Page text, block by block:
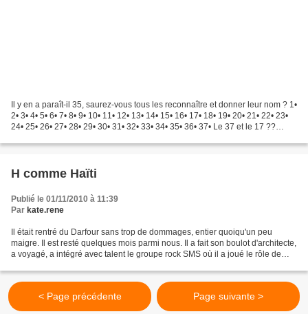
Il y en a paraît-il 35, saurez-vous tous les reconnaître et donner leur nom ? 1•
2• 3• 4• 5• 6• 7• 8• 9• 10• 11• 12• 13• 14• 15• 16• 17• 18• 19• 20• 21• 22• 23•
24• 25• 26• 27• 28• 29• 30• 31• 32• 33• 34• 35• 36• 37• Le 37 et le 17 ??
H comme Haïti
Publié le 01/11/2010 à 11:39
Par kate.rene
Il était rentré du Darfour sans trop de dommages, entier quoiqu'un peu
maigre. Il est resté quelques mois parmi nous. Il a fait son boulot d'architecte,
a voyagé, a intégré avec talent le groupe rock SMS où il a joué le rôle de
< Page précédente Page suivante >